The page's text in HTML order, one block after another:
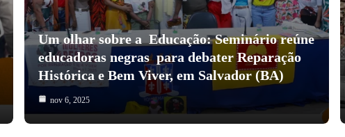
Um olhar sobre a Educação: Seminário reúne
educadoras negras para debater Reparação
Histórica e Bem Viver, em Salvador (BA)
nov 6, 2025